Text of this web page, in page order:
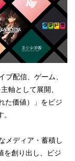
ブ配信、ゲーム、
軸として展開、
た価値）」をビジ
メディア・蓄積し
を創り出し、ビジ